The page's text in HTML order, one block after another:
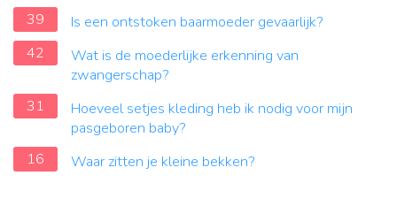
39
Is een ontstoken baarmoeder gevaarlijk?
42
Wat is de moederlijke erkenning van
zwangerschap?
31
Hoeveel setjes kleding heb ik nodig voor mijn
pasgeboren baby?
16
Waar zitten je kleine bekken?